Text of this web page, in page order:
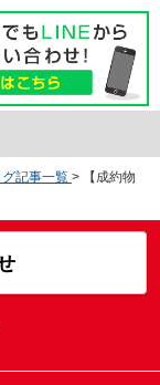
グ記事一覧 >
【成約物